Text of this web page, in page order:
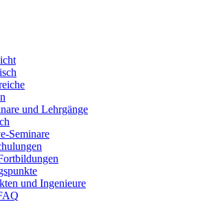
und Lehrgänge
Seminare
und Ingenieure